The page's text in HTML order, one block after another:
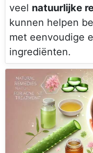
veel natuurlijke
kunnen helpen
met eenvoudige
ingrediënten.